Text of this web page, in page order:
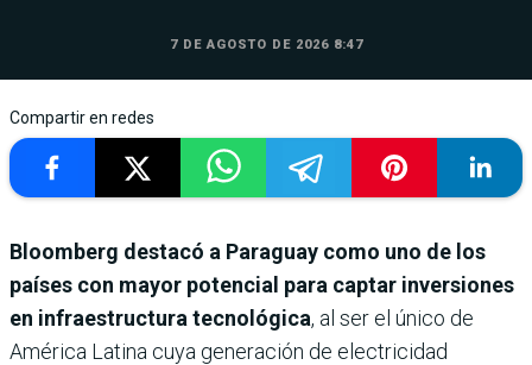
7 DE AGOSTO DE 2026 8:47
Compartir en redes
Bloomberg destacó a Paraguay como uno de los
países con mayor potencial para captar inversiones
en infraestructura tecnológica, al ser el único de
América Latina cuya generación de electricidad